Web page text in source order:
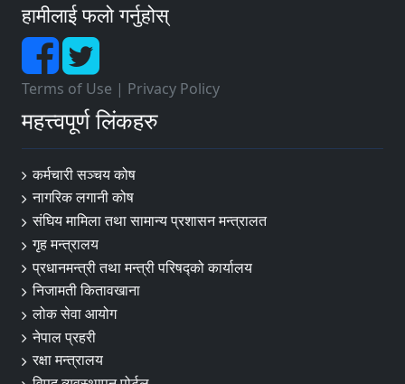
हामीलाई फलो गर्नुहोस्
Terms of Use | Privacy Policy
महत्त्वपूर्ण लिंकहरु
कर्मचारी सञ्चय कोष
नागरिक लगानी कोष
संघिय मामिला तथा सामान्य प्रशासन मन्त्रालत
गृह मन्त्रालय
प्रधानमन्त्री तथा मन्त्री परिषद्को कार्यालय
निजामती कितावखाना
लोक सेवा आयोग
नेपाल प्रहरी
रक्षा मन्त्रालय